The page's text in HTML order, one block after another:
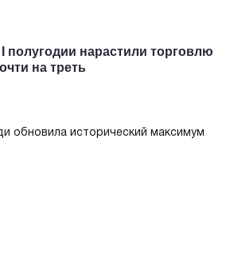
полугодии нарастили торговлю
на треть